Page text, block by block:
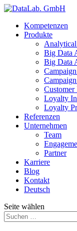
Kompetenzen
Produkte
Big Data
Big Data
Loyalty
Loyalty
Referenzen
Unternehmen
Team
Partner
Karriere
Blog
Kontakt
Deutsch
Seite wählen